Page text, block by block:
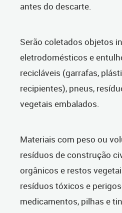
antes do descarte.
Serão coletados objetos
eletrodomésticos e
recicláveis (garrafas,
recipientes), pneus,
vegetais embalados.
Materiais com peso ou
resíduos de construção
orgânicos e restos
resíduos tóxicos e
medicamentos, pilhas e